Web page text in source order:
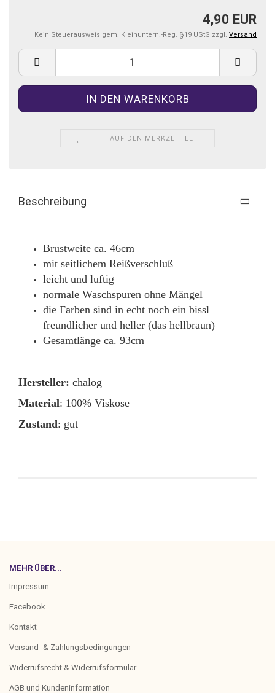
4,90 EUR
Kein Steuerausweis gem. Kleinuntern.-Reg. §19 UStG zzgl. Versand
AUF DEN MERKZETTEL
Beschreibung
Brustweite ca. 46cm
mit seitlichem Reißverschluß
leicht und luftig
normale Waschspuren ohne Mängel
die Farben sind in echt noch ein bissl
freundlicher und heller (das hellbraun)
Gesamtlänge ca. 93cm
Hersteller: chalog
Material: 100% Viskose
Zustand: gut
MEHR ÜBER...
Impressum
Facebook
Kontakt
Versand- & Zahlungsbedingungen
Widerrufsrecht & Widerrufsformular
AGB und Kundeninformation